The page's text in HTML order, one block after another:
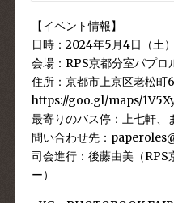
【イベント情報】
日時：2024年5月4日（土
会場：RPS京都分室パプロ
住所：京都市上京区老松町
https://goo.gl/maps/
最寄りのバス停：上七軒、
問い合わせ先：
司会進行：後藤由美（RPS
ー）